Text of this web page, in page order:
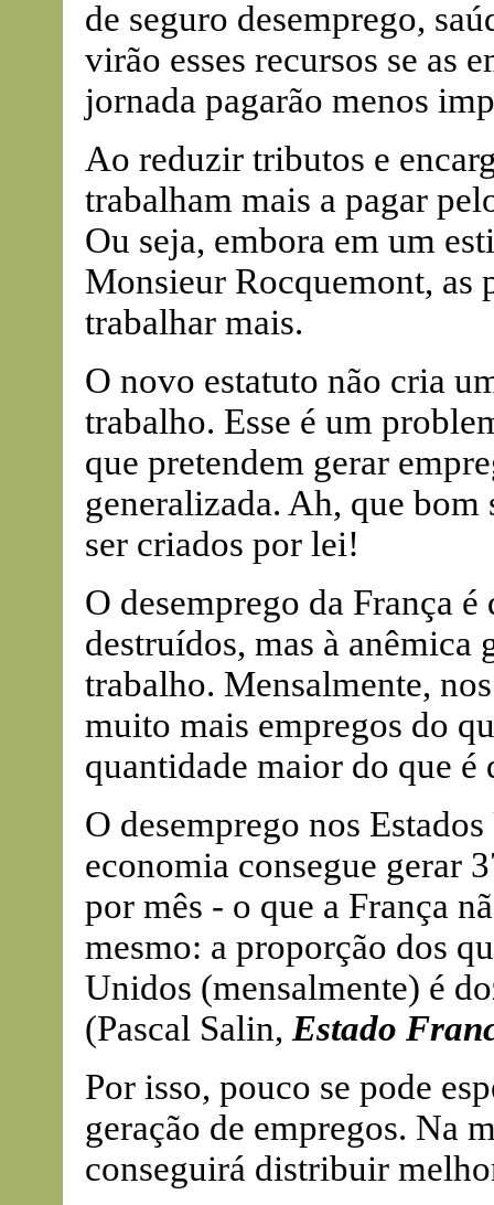
de seguro desemprego,
virão esses recursos se as
jornada pagarão menos
Ao reduzir tributos e
trabalham mais a pagar
Ou seja, embora em um
Monsieur Rocquemont, as
trabalhar mais.
O novo estatuto não cria
trabalho. Esse é um
que pretendem gerar
generalizada. Ah, que bom
ser criados por lei!
O desemprego da França
destruídos, mas à anêmica
trabalho. Mensalmente,
muito mais empregos do
quantidade maior do que é
O desemprego nos
economia consegue gerar
por mês - o que a França
mesmo: a proporção dos
Unidos (mensalmente) é
(Pascal Salin, Estado
Por isso, pouco se pode
geração de empregos. Na
conseguirá distribuir